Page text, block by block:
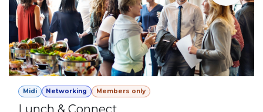
Midi Networking Members only
Lunch & Connect